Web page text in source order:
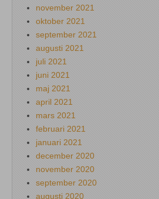
november 2021
oktober 2021
september 2021
augusti 2021
juli 2021
juni 2021
maj 2021
april 2021
mars 2021
februari 2021
januari 2021
december 2020
november 2020
september 2020
augusti 2020